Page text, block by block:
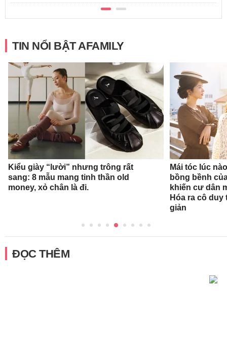
TIN NỔI BẬT AFAMILY
Kiểu giày “lười” nhưng trông rất
sang: 8 mẫu mang tinh thần old
money, xỏ chân là đi.
Mái tóc lúc
bồng bềnh
khiến cư dân
Hóa ra cô
giản
ĐỌC THÊM